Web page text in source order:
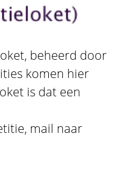
beheerd door
komen hier
is dat een
mail naar